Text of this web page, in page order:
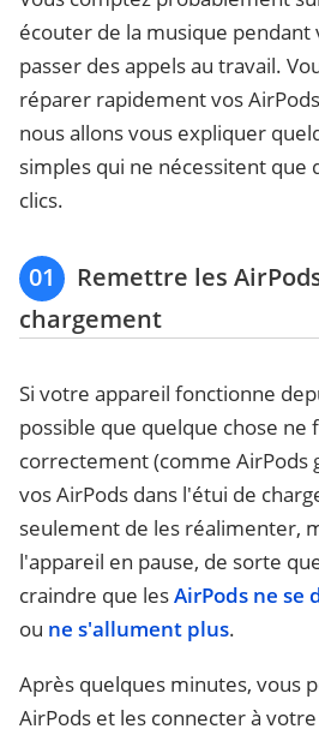
écouter de la musique
passer des appels au travail.
réparer rapidement vos
nous allons vous expliquer
simples qui ne nécessitent que
clics.
01
Remettre les
chargement
Si votre appareil fonctionne
possible que quelque chose ne
correctement (comme AirPods
vos AirPods dans l'étui de
seulement de les réalimenter,
l'appareil en pause, de sorte
craindre que lesAirPods ne se
ou ne s'allument plus.
Après quelques minutes, vous
AirPods et les connecter à